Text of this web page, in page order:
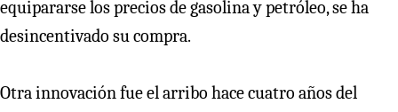
equipararse los precios de gasolina y petróleo, se ha
desincentivado su compra.
Otra innovación fue el arribo hace cuatro años del